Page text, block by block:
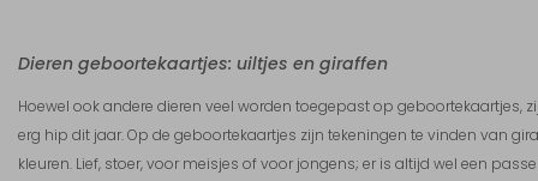
Dieren geboortekaartjes: uiltjes en giraffen
Hoewel ook andere dieren veel worden toegepast op geboortekaartjes,
erg hip dit jaar. Op de geboortekaartjes zijn tekeningen te vinden van
kleuren. Lief, stoer, voor meisjes of voor jongens; er is altijd wel een